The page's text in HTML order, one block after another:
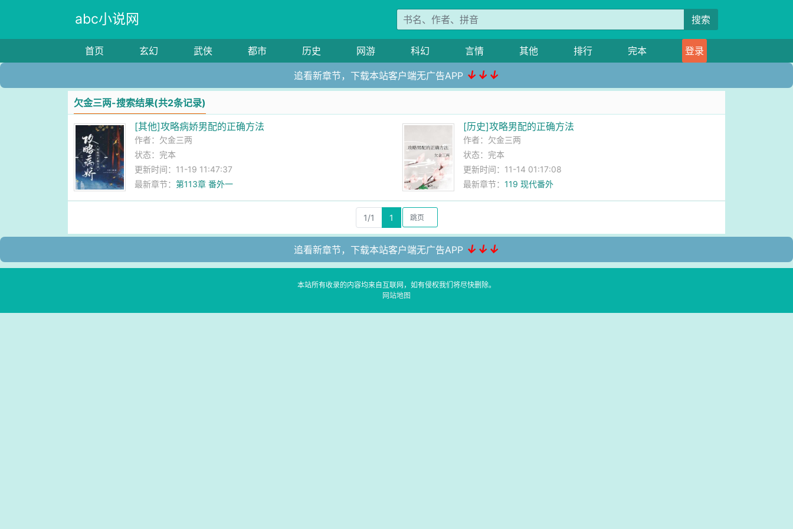
abc小说网 搜索
首页 玄幻 武侠 都市 历史 网游 科幻 言情 其他 排行 完本 登录
追看新章节，下载本站客户端无广告APP ↓↓↓
欠金三两-搜索结果(共2条记录)
[其他]攻略病娇男配的正确方法
作者： 欠金三两
状态：完本
更新时间：11-19 11:47:37
最新章节：第113章 番外一
[历史]攻略男配的正确方法
作者： 欠金三两
状态：完本
更新时间：11-14 01:17:08
最新章节： 119 现代番外
1/1 1
追看新章节，下载本站客户端无广告APP ↓↓↓
本站所有收录的内容均来自互联网，如有侵权我们将尽快删除。
网站地图